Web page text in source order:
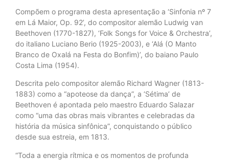
Compõem o programa desta apresentação a ‘Sinfonia nº 7
em Lá Maior, Op. 92’, do compositor alemão Ludwig van
Beethoven (1770-1827), ‘Folk Songs for Voice & Orchestra’,
do italiano Luciano Berio (1925-2003), e ‘Alá (O Manto
Branco de Oxalá na Festa do Bonfim)’, do baiano Paulo
Costa Lima (1954).
Descrita pelo compositor alemão Richard Wagner (1813-
1883) como a “apoteose da dança”, a ‘Sétima’ de
Beethoven é apontada pelo maestro Eduardo Salazar
como “uma das obras mais vibrantes e celebradas da
história da música sinfônica”, conquistando o público
desde sua estreia, em 1813.
“Toda a energia rítmica e os momentos de profunda